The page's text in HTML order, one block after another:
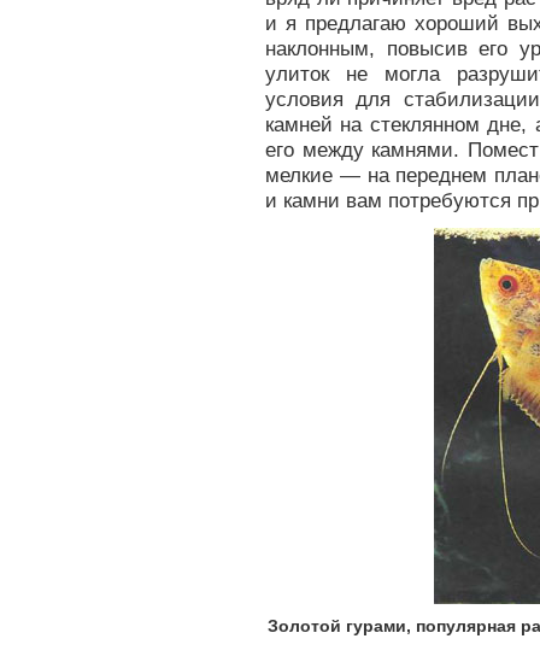
и я предлагаю хороший
наклонным, повысив его
улиток не могла
условия для
камней на стеклянном дне,
его между камнями.
мелкие — на переднем
и камни вам потребуются
Золотой гурами, популярная